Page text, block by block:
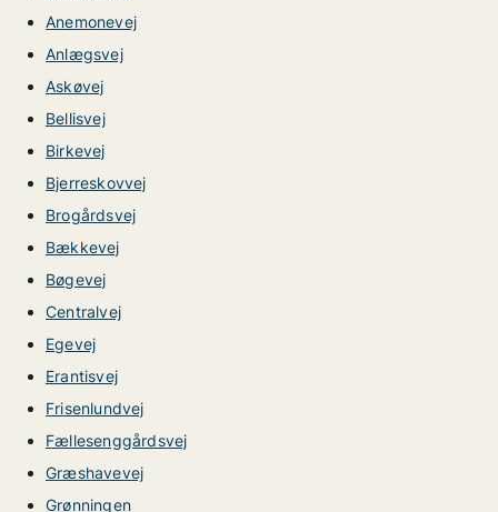
Anemonevej
Anlægsvej
Askøvej
Bellisvej
Birkevej
Bjerreskovvej
Brogårdsvej
Bækkevej
Bøgevej
Centralvej
Egevej
Erantisvej
Frisenlundvej
Fællesenggårdsvej
Græshavevej
Grønningen